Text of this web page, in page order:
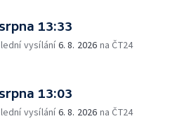
13:33
vysílání6. 8. 2026 na ČT24
13:03
vysílání6. 8. 2026 na ČT24